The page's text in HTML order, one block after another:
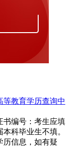
等教育学历查询中
书编号：考生应填
科毕业生不填。
历信息，如有疑